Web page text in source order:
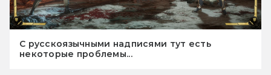
С русскоязычными надписями тут есть
некоторые проблемы...